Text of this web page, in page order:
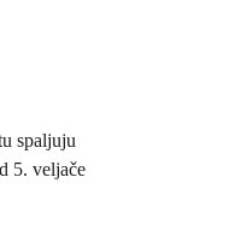
spaljuju
5. veljače